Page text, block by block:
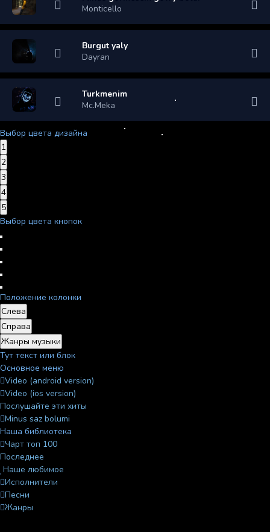
Monticello
Burgut yaly
Dayran
Turkmenim
Mc.Meka
Выбор цвета дизайна
1
2
3
4
5
Выбор цвета кнопок
Положение колонки
Слева
Справа
Жанры музыки
Тут текст или блок
Основное меню
Video (android version)
Video (ios version)
Послушайте эти хиты
Minus saz bolumi
Наша библиотека
Чарт топ 100
Последнее
Наше любимое
Исполнители
Песни
Жанры